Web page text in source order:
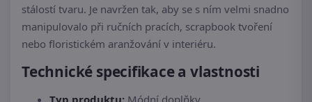
stálostí tvaru. Je navržen tak, aby se s ním velmi snadno
manipulovalo při ručních pracích, scrapbook tvoření
nebo floristickém aranžování v interiéru.
Technické specifikace a vlastnosti